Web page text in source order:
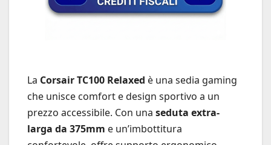
La Corsair TC100 Relaxed è una sedia gaming
che unisce comfort e design sportivo a un
prezzo accessibile. Con una seduta extra-
larga da 375mm e un’imbottitura